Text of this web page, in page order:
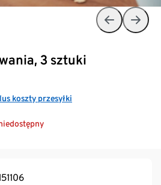
3 sztuki
koszty przesyłki